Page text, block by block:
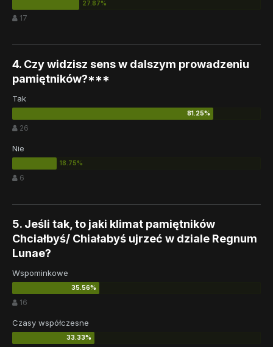
17
4. Czy widzisz sens w dalszym prowadzeniu
pamiętników?***
Tak
26
Nie
6
5. Jeśli tak, to jaki klimat pamiętników
Chciałbyś/ Chiałabyś ujrzeć w dziale Regnum
Lunae?
Wspominkowe
16
Czasy współczesne